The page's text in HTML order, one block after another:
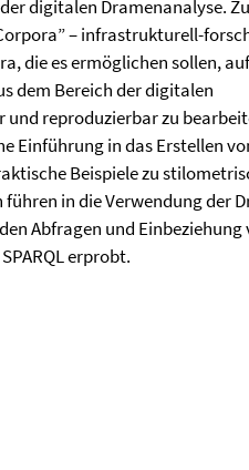
digitalen Dramenanalyse.
– infrastrukturell-
die es ermöglichen sollen, auf
dem Bereich der digitalen
reproduzierbar zu
Einführung in das Erstellen
Beispiele zu
in die Verwendung der
Abfragen und Einbeziehung
erprobt.